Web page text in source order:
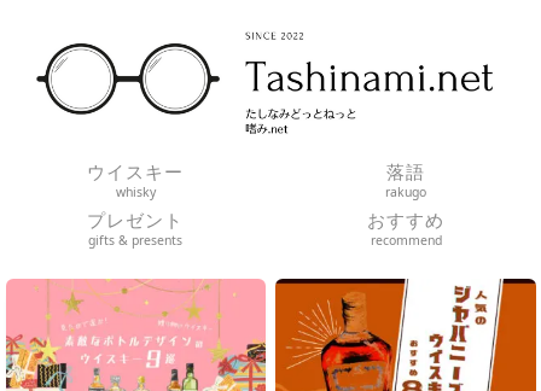
ウイスキー
whisky
落語
rakugo
プレゼント
gifts & presents
おすすめ
recommend